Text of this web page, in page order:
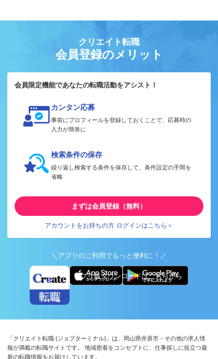
クリエイト転職
会員登録のメリット
会員限定機能であなたの転職活動をアシスト！
カンタン応募
事前にプロフィールを登録しておくことで、応募時の
入力が簡単に
検索条件の保存
繰り返し検索する条件を保存して、条件設定の手間を
省略
まずは会員登録（無料）
アカウントをお持ちの方 ログインはこちら＞
＼アプリのご利用でもっと便利に！／
アプリ版ダウンロードはこちらから
「クリエイト転職 (ジョブターミナル)」は、岡山県井原市・その他の求人情
報が満載の転職サイトです。 地域密着をコンセプトに、仕事探しに役立つ最
新の転職情報をお届けしています。